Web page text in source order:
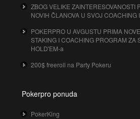
ZBOG VELIKE ZAINTERESOVANOSTI
NOVIH ČLANOVA U SVOJ COACHING
POKERPRO U AVGUSTU PRIMA
STAKING I COACHING PROGRAM ZA
HOLD'EM-a
200$ freeroll na Party Pokeru
Pokerpro ponuda
PokerKing